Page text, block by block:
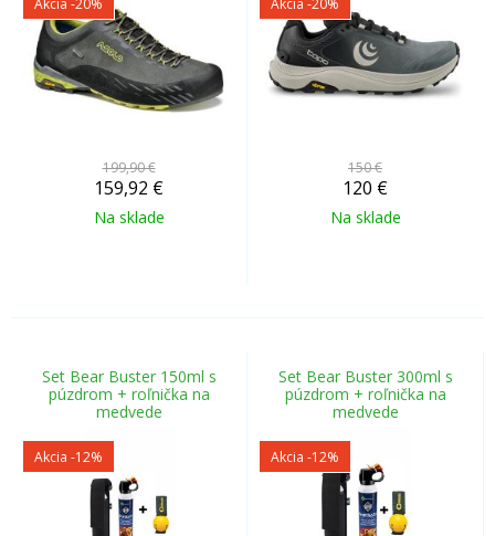
Akcia -20%
199,90 €
159,92 €
Na sklade
Akcia -20%
150 €
120 €
Na sklade
Set Bear Buster 150ml s
púzdrom + roľnička na
medvede
Akcia -12%
Set Bear Buster 300ml s
púzdrom + roľnička na
medvede
Akcia -12%